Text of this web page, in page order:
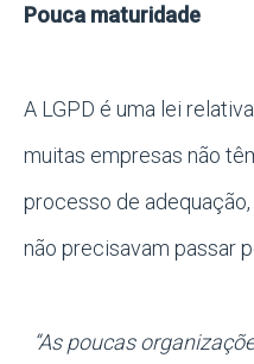
Pouca maturidade
A LGPD é uma lei
muitas empresas não
processo de
não precisavam passar
“As poucas